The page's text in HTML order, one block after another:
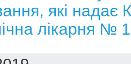
які надає
лікарня №